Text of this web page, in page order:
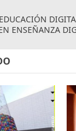
ENSEÑANZA